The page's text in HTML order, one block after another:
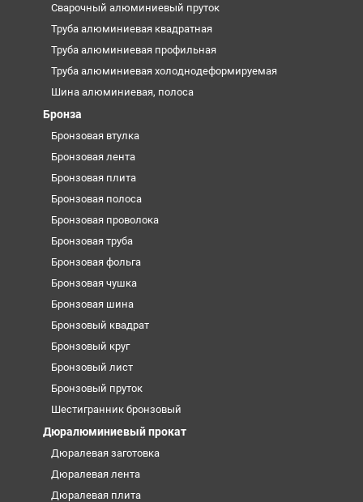
Сварочный алюминиевый пруток
Труба алюминиевая квадратная
Труба алюминиевая профильная
Труба алюминиевая холоднодеформируемая
Шина алюминиевая, полоса
Бронза
Бронзовая втулка
Бронзовая лента
Бронзовая плита
Бронзовая полоса
Бронзовая проволока
Бронзовая труба
Бронзовая фольга
Бронзовая чушка
Бронзовая шина
Бронзовый квадрат
Бронзовый круг
Бронзовый лист
Бронзовый пруток
Шестигранник бронзовый
Дюралюминиевый прокат
Дюралевая заготовка
Дюралевая лента
Дюралевая плита